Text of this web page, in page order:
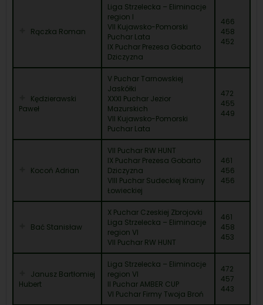
Rączka Roman
Liga Strzelecka – Eliminacje
region I
VII Kujawsko-Pomorski
Puchar Lata
IX Puchar Prezesa Gobarto
Dziczyzna
466
458
452
Kędzierawski
Paweł
V Puchar Tarnowskiej
Jaskółki
XXXI Puchar Jezior
Mazurskich
VII Kujawsko-Pomorski
Puchar Lata
472
455
449
Kocoń Adrian
VII Puchar RW HUNT
IX Puchar Prezesa Gobarto
Dziczyzna
VIII Puchar Sudeckiej Krainy
Łowieckiej
461
456
456
Bać Stanisław
X Puchar Czeskiej Zbrojovki
Liga Strzelecka – Eliminacje
region VI
VII Puchar RW HUNT
461
458
453
Janusz Bartłomiej
Hubert
Liga Strzelecka – Eliminacje
region VI
II Puchar AMBER CUP
VI Puchar Firmy Twoja Broń
472
457
443